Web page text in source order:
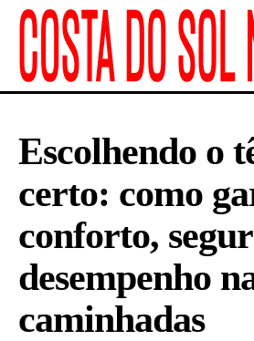
Escolhendo o
certo: como
conforto,
desempenho
caminhadas